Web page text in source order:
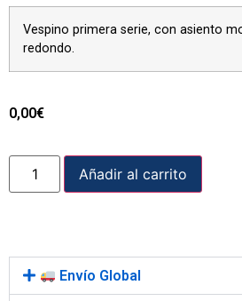
Vespino primera serie, con asiento
redondo.
0,00€
Añadir al carrito
Envío Global